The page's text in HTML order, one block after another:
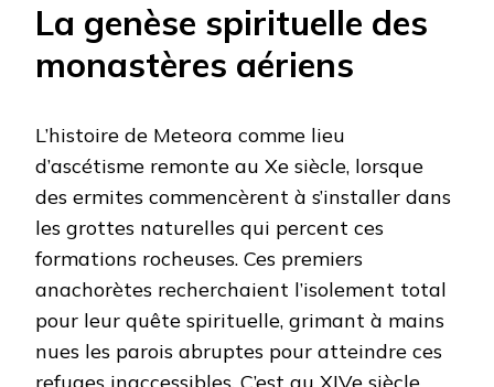
La genèse spirituelle des
monastères aériens
L’histoire de Meteora comme lieu
d’ascétisme remonte au Xe siècle, lorsque
des ermites commencèrent à s’installer dans
les grottes naturelles qui percent ces
formations rocheuses. Ces premiers
anachorètes recherchaient l’isolement total
pour leur quête spirituelle, grimant à mains
nues les parois abruptes pour atteindre ces